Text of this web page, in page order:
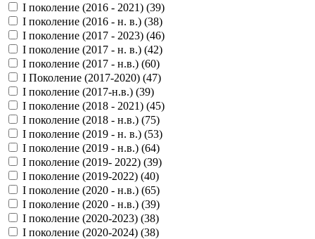
I поколение (2016 - 2021) (39)
I поколение (2016 - н. в.) (38)
I поколение (2017 - 2023) (46)
I поколение (2017 - н. в.) (42)
I поколение (2017 - н.в.) (60)
I Поколение (2017-2020) (47)
I поколение (2017-н.в.) (39)
I поколение (2018 - 2021) (45)
I поколение (2018 - н.в.) (75)
I поколение (2019 - н. в.) (53)
I поколение (2019 - н.в.) (64)
I поколение (2019- 2022) (39)
I поколение (2019-2022) (40)
I поколение (2020 - н.в.) (65)
I поколение (2020 - н.в.) (39)
I поколение (2020-2023) (38)
I поколение (2020-2024) (38)